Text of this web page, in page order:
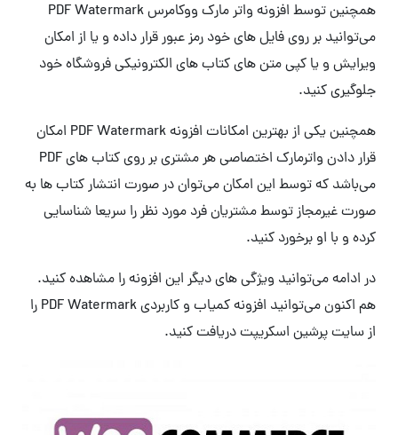
همچنین توسط افزونه واتر مارک ووکامرس PDF Watermark
می‌توانید بر روی فایل های خود رمز عبور قرار داده و یا از امکان
ویرایش و یا کپی متن های کتاب های الکترونیکی فروشگاه خود
جلوگیری کنید.
همچنین یکی از بهترین امکانات افزونه PDF Watermark امکان
قرار دادن واترمارک اختصاصی هر مشتری بر روی کتاب های PDF
می‌باشد که توسط این امکان می‌توان در صورت انتشار کتاب ها به
صورت غیرمجاز توسط مشتریان فرد مورد نظر را سریعا شناسایی
کرده و با او برخورد کنید.
در ادامه می‌توانید ویژگی های دیگر این افزونه را مشاهده کنید.
هم اکنون می‌توانید افزونه کمیاب و کاربردی PDF Watermark را
از سایت پرشین اسکریپت دریافت کنید.